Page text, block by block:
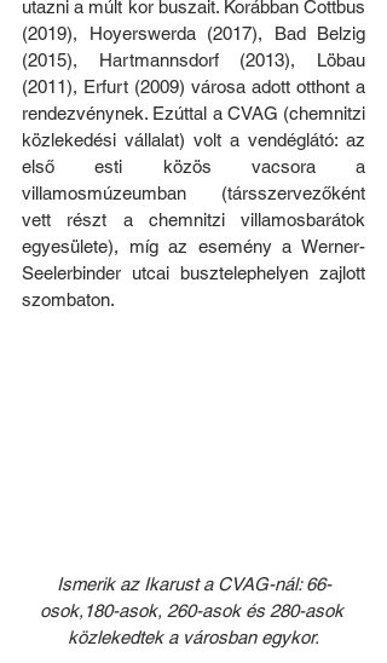
utazni a múlt kor buszait. Korábban Cottbus
(2019), Hoyerswerda (2017), Bad Belzig
(2015), Hartmannsdorf (2013), Löbau
(2011), Erfurt (2009) városa adott otthont a
rendezvénynek. Ezúttal a CVAG (chemnitzi
közlekedési vállalat) volt a vendéglátó: az
első esti közös vacsora a
villamosmúzeumban (társszervezőként
vett részt a chemnitzi villamosbarátok
egyesülete), míg az esemény a Werner-
Seelerbinder utcai busztelephelyen zajlott
szombaton.
Ismerik az Ikarust a CVAG-nál: 66-
osok,180-asok, 260-asok és 280-asok
közlekedtek a városban egykor.